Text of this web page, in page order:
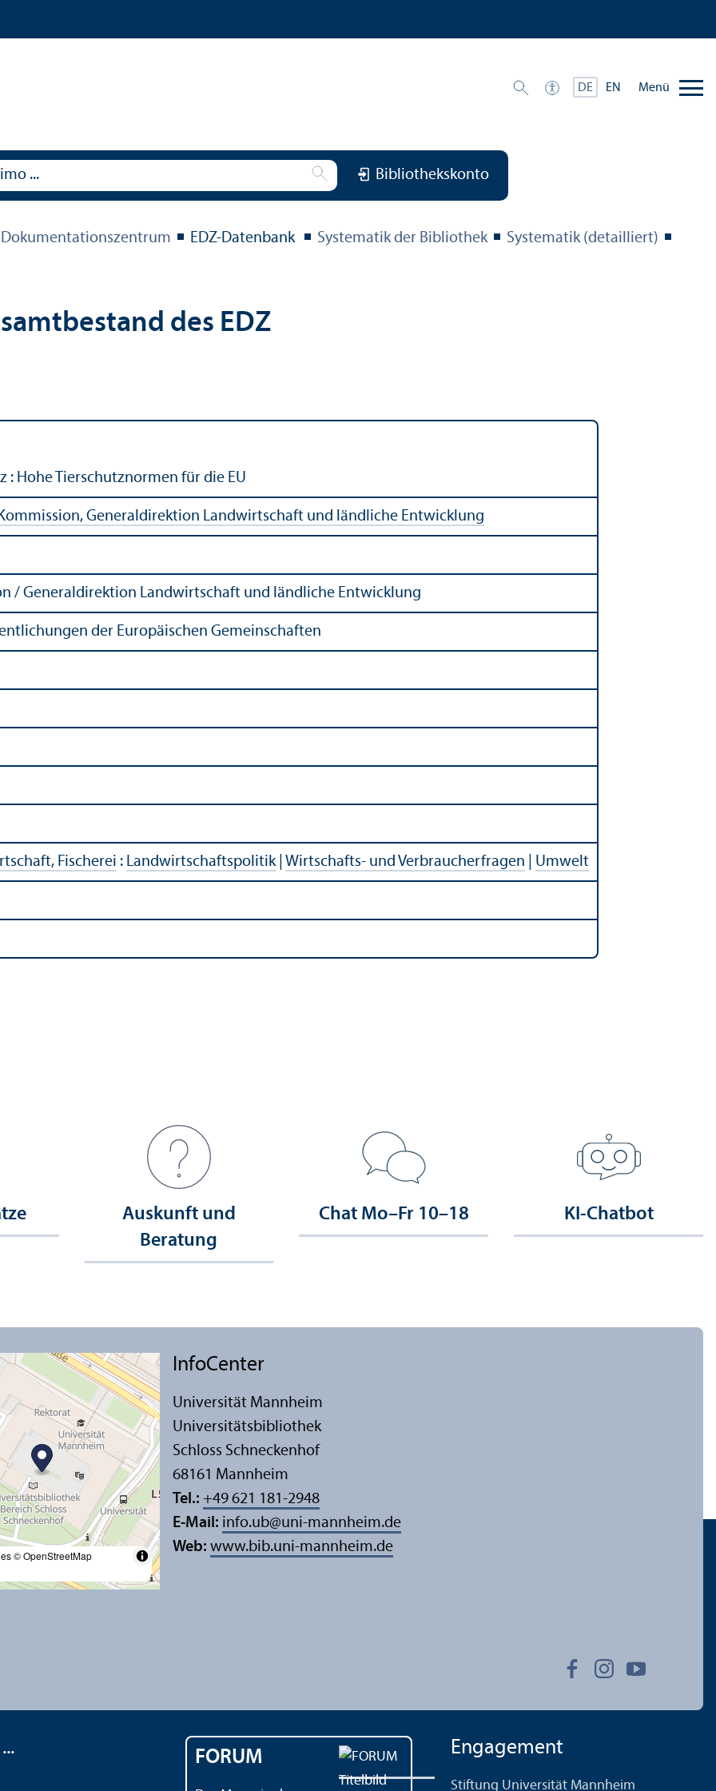
DE EN Menü
Bibliothekskonto
Dokumentations­zentrum EDZ-Datenbank Systematik der Bibliothek
Systematik (detailliert)
des EDZ
: Hohe Tierschutz­normen für die EU
Generaldirektion Landwirtschaft und ländliche Entwicklung
/ Generaldirektion Landwirtschaft und ländliche Entwicklung
der Europäischen Gemeinschaften
Fischerei : Landwirtschafts­politik| Wirtschafts- und Verbraucherfragen Umwelt
Auskunft und
Beratung
Chat Mo–Fr 10–18 KI-Chatbot
© OpenStreetMap
InfoCenter
Universität Mannheim
Universitäts­bibliothek
Schloss Schneckenhof
68161 Mannheim
Tel.: +49 621 181-2948
E-Mail: info.ub@uni-mannheim.de
Web: www.bib.uni-mannheim.de
FORUM Engagement
Stiftung Universität Mannheim